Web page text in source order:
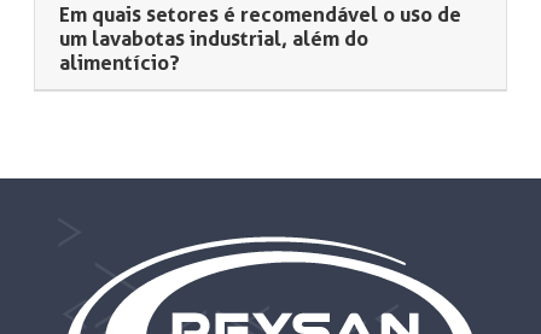
Em quais setores é recomendável o uso de
um lavabotas industrial, além do
alimentício?